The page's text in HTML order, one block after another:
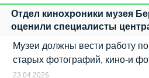
Отдел кинохроники музея
оценили специалисты
Музеи должны вести работу
старых фотографий, кино-и
23.04.2026